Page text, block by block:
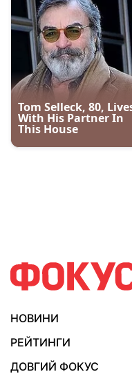
НОВИНИ
РЕЙТИНГИ
ДОВГИЙ ФОКУС